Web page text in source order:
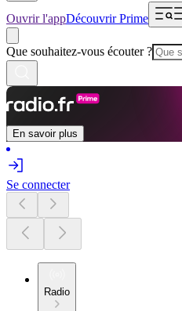
Ouvrir l'appDécouvrir Prime
Que souhaitez-vous écouter ?
En savoir plus
Se connecter
Radio